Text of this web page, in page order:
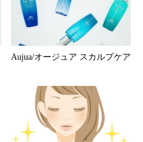
Aujua/オージュア スカルプケア